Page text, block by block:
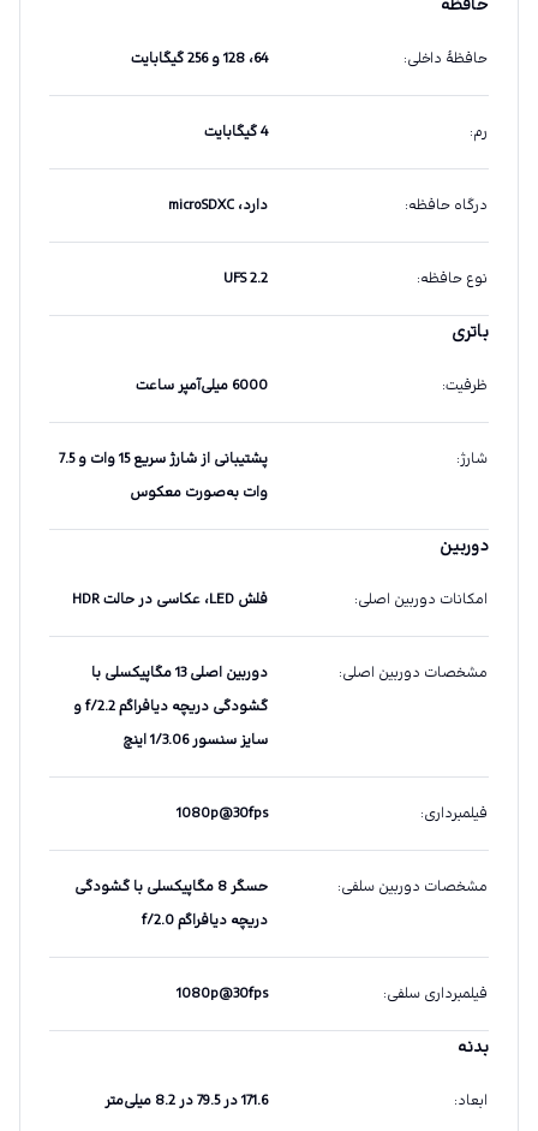
حافظه
حافظهٔ داخلی: 64، 128 و 256 گیگابایت
رم: 4 گیگابایت
درگاه حافظه: دارد، microSDXC
نوع حافظه:
UFS 2.2
باتری
ظرفیت: 6000 میلی‌آمپر ساعت
شارژ:
پشتیبانی از شارژ سریع 15 وات و 7.5
وات به‌صورت معکوس
دوربین
امکانات دوربین اصلی: فلش LED، عکاسی در حالت HDR
مشخصات دوربین اصلی:
دوربین اصلی 13 مگاپیکسلی با
گشودگی دریچه دیافراگم f/2.2 و
سایز سنسور 1/3.06 اینچ
فیلمبرداری:
1080p@30fps
مشخصات دوربین سلفی:
حسگر 8 مگاپیکسلی با گشودگی
دریچه دیافراگم f/2.0
فیلمبرداری سلفی:
1080p@30fps
بدنه
ابعاد: 171.6 در 79.5 در 8.2 میلی‌متر